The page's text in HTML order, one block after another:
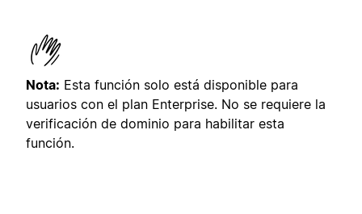
Nota: Esta función solo está disponible para
usuarios con el plan Enterprise. No se requiere la
verificación de dominio para habilitar esta
función.